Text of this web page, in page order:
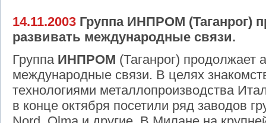
14.11.2003 Группа ИНПРОМ (Таганрог)
развивать международные связи.
Группа ИНПРОМ (Таганрог) продолжает
международные связи. В целях
технологиями металлопроизводства
в конце октября посетили ряд заводов